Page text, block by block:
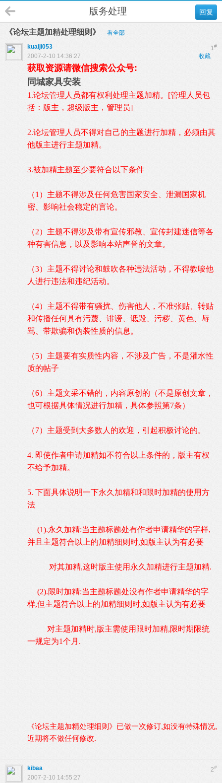
回复
版务处理
《论坛主题加精处理细则》 看全部
1#
kuaiji053
收藏
2007-2-10 14:36:27
获取资源请微信搜索公众号:
同城家具安装
1.论坛管理人员都有权利处理主题加精。 [管理人员包
括：版主，超级版主，管理员]
2.论坛管理人员不得对自己的主题进行加精，必须由其
他版主进行主题加精。
3.被加精主题至少要符合以下条件
（1 ）主题不得涉及任何危害国家安全、泄漏国家机
密、影响社会稳定的言论。
（2）主题不得涉及带有宣传邪教、宣传封建迷信等各
种有害信息，以及影响本站声誉的文章。
（3） 主题不得讨论和鼓吹各种违法活动，不得教唆他
人进行违法和违纪活动。
（4） 主题不得带有骚扰、伤害他人，不准张贴、转贴
和传播任何具有污蔑、诽谤、诋毁、污秽、黄色、辱
骂、带欺骗和伪装性质的信息。
（5） 主题要有实质性内容，不涉及广告，不是灌水性
质的帖子
（6）主题文采不错的，内容原创的（不是原创文章，
也可根据具体情况进行加精，具体参照第7条）
（7）主题受到大多数人的欢迎，引起积极讨论的。
4. 即使作者申请加精如不符合以上条件的，版主有权
不给予加精。
5. 下面具体说明一下永久加精和和限时加精的使用方
法
(1).永久加精:当主题标题处有作者申请精华的字样,
并且主题符合以上的加精细则时,如版主认为有必要
对其加精,这时版主使用永久 加精进行主题加精.
(2).限时加精:当主题标题处没有作者申请精华的字
样,但主题符合以上的加精细则时,如版主认为有必要
对主题加精时,版主需使用限时加精,限时期限统
一规定为1个月.
《论坛主题加精处理细则》已做一次修订,如没有特殊情况,
近期将不做任何修改.
2#
kibaa
2007-2-10 14:55:27